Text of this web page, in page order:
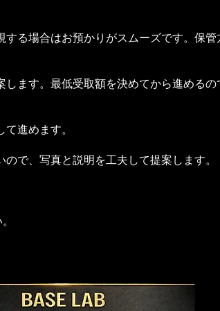
る場合はお預かりがスムーズです。保管
ます。最低受取額を決めてから進めるの
進めます。
で、写真と説明を工夫して提案します。